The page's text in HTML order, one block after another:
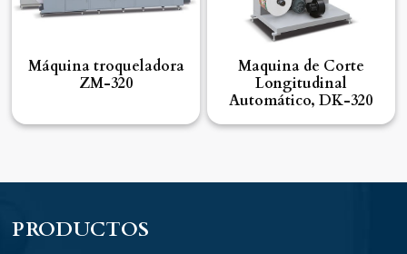
Máquina troqueladora
ZM-320
Maquina de Corte
Longitudinal
Automático, DK-320
PRODUCTOS